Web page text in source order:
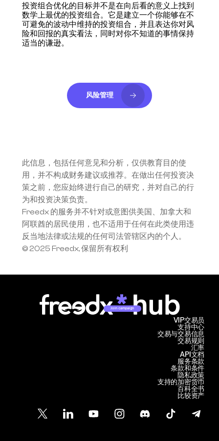
投资组合优化的目标并不是在向后看的意义上找到
数学上最优的投资组合。它是建立一个你能够在不
可避免的波动中维持的投资组合，并且表达你对风
险和回报的真实看法，同时对你不知道的事情保持
适当的谦逊。
风险管理
此信息，包括任何意见和分析，仅供教育目的使
用，并不构成财务建议或推荐。在做出任何投资决
策之前，您应始终进行自己的研究，并对自己的行
为和投资决策负责。
Freedx 的服务并不针对或意图供美国、加拿大和
阿联酋的居民使用，也不适用于任何在此类使用违
反当地法律或法规的任何司法管辖区内的个人。
© 2025 Freedx, 保留所有权利
Join campaign
支持中心
交易与交易信息
VIP交易员
交易规则
汇率
API文档
服务条款
条款和条件
隐私政策
支持的加密货币
百科全书
比较资产